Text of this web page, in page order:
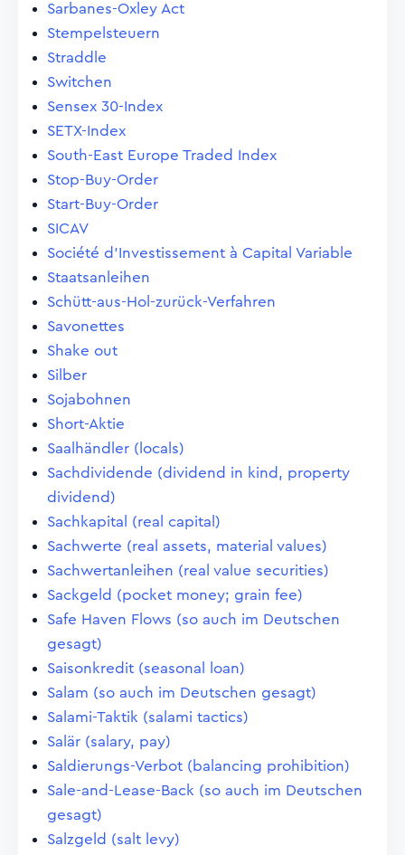
Sarbanes-Oxley Act
Stempelsteuern
Straddle
Switchen
Sensex 30-Index
SETX-Index
South-East Europe Traded Index
Stop-Buy-Order
Start-Buy-Order
SICAV
Société d'Investissement à Capital Variable
Staatsanleihen
Schütt-aus-Hol-zurück-Verfahren
Savonettes
Shake out
Silber
Sojabohnen
Short-Aktie
Saalhändler (locals)
Sachdividende (dividend in kind, property
dividend)
Sachkapital (real capital)
Sachwerte (real assets, material values)
Sachwertanleihen (real value securities)
Sackgeld (pocket money; grain fee)
Safe Haven Flows (so auch im Deutschen
gesagt)
Saisonkredit (seasonal loan)
Salam (so auch im Deutschen gesagt)
Salami-Taktik (salami tactics)
Salär (salary, pay)
Saldierungs-Verbot (balancing prohibition)
Sale-and-Lease-Back (so auch im Deutschen
gesagt)
Salzgeld (salt levy)